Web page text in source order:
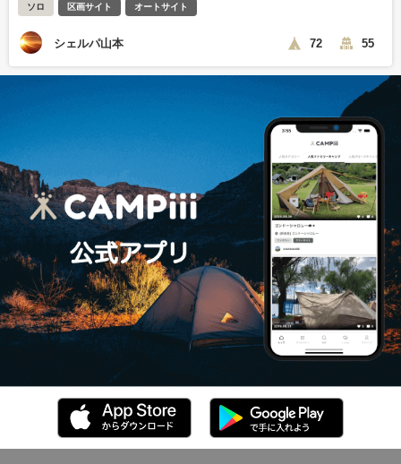
ソロ 区画サイト オートサイト
シェルパ山本 72 55